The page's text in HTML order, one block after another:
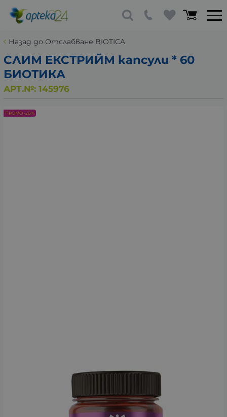
Назад до Отслабване BIOTICA
СЛИМ ЕКСТРИЙМ капсули * 60
БИОТИКА
АРТ.№: 145976
ПРОМО -20%